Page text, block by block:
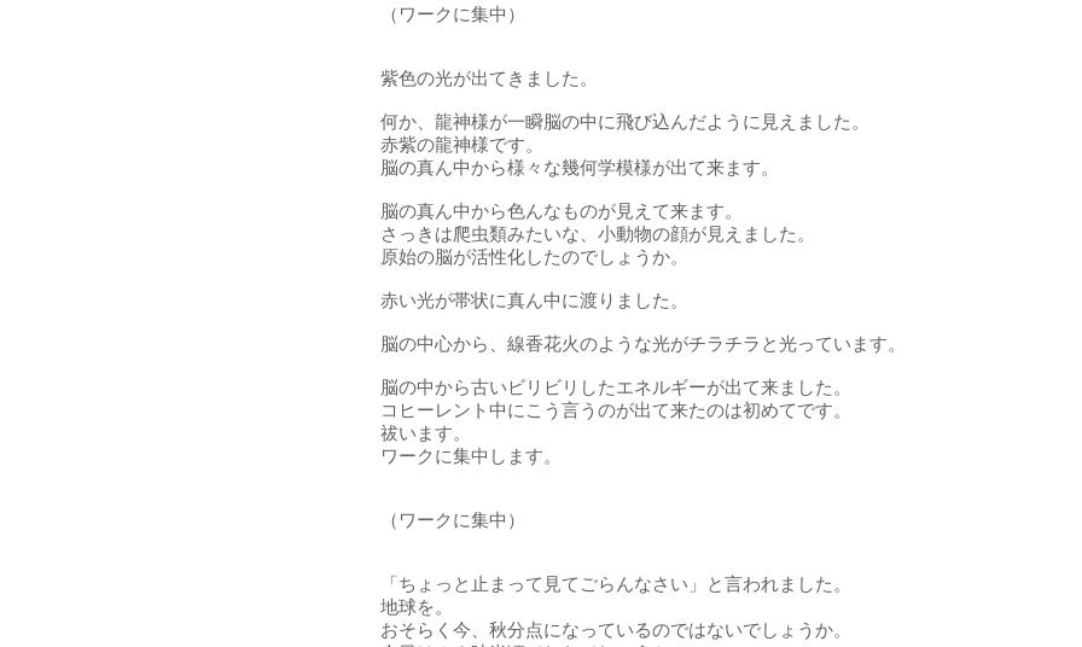
（ワークに集中）
紫色の光が出てきました。
何か、龍神様が一瞬脳の中に飛び込んだように見えました。
赤紫の龍神様です。
脳の真ん中から様々な幾何学模様が出て来ます。
脳の真ん中から色んなものが見えて来ます。
さっきは爬虫類みたいな、小動物の顔が見えました。
原始の脳が活性化したのでしょうか。
赤い光が帯状に真ん中に渡りました。
脳の中心から、線香花火のような光がチラチラと光っています。
脳の中から古いビリビリしたエネルギーが出て来ました。
コヒーレント中にこう言うのが出て来たのは初めてです。
祓います。
ワークに集中します。
（ワークに集中）
「ちょっと止まって見てごらんなさい」と言われました。
地球を。
おそらく今、秋分点になっているのではないでしょうか。